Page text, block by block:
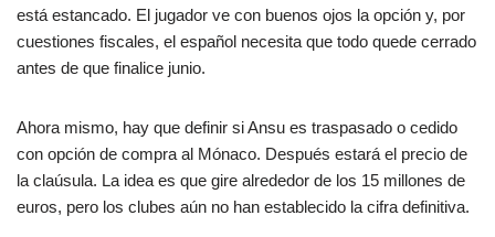
está estancado. El jugador ve con buenos ojos la opción y, por
cuestiones fiscales, el español necesita que todo quede cerrado
antes de que finalice junio.
Ahora mismo, hay que definir si Ansu es traspasado o cedido
con opción de compra al Mónaco. Después estará el precio de
la claúsula. La idea es que gire alrededor de los 15 millones de
euros, pero los clubes aún no han establecido la cifra definitiva.